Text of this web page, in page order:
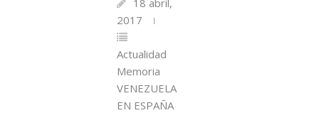
2017
Actualidad
Memoria
VENEZUELA
EN ESPAÑA